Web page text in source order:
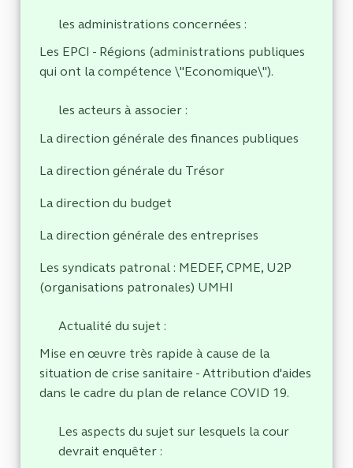
les administrations concernées :
Les EPCI - Régions (administrations publiques
qui ont la compétence \"Economique\").
les acteurs à associer :
La direction générale des finances publiques
La direction générale du Trésor
La direction du budget
La direction générale des entreprises
Les syndicats patronal : MEDEF, CPME, U2P
(organisations patronales) UMHI
Actualité du sujet :
Mise en œuvre très rapide à cause de la
situation de crise sanitaire - Attribution d'aides
dans le cadre du plan de relance COVID 19.
Les aspects du sujet sur lesquels la cour
devrait enquêter :